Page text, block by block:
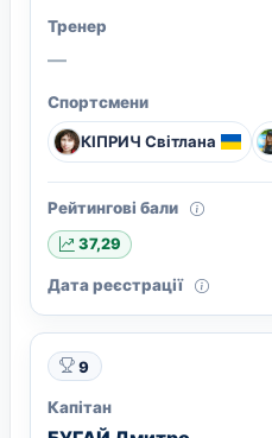
Тренер
—
Спортсмени
КІПРИЧ Світлана
Рейтингові бали
37,29
Дата реєстрації
9
Капітан